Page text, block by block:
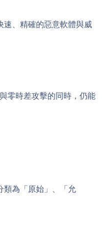
速、精確的惡意軟體與威
零時差攻擊的同時，仍能
類為「原始」、「允